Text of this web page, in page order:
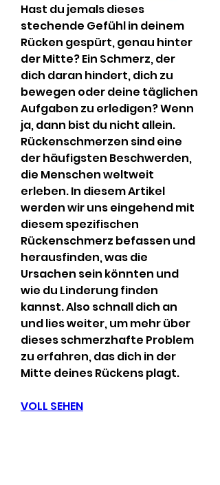
Hast du jemals dieses
stechende Gefühl in deinem
Rücken gespürt, genau hinter
der Mitte? Ein Schmerz, der
dich daran hindert, dich zu
bewegen oder deine täglichen
Aufgaben zu erledigen? Wenn
ja, dann bist du nicht allein.
Rückenschmerzen sind eine
der häufigsten Beschwerden,
die Menschen weltweit
erleben. In diesem Artikel
werden wir uns eingehend mit
diesem spezifischen
Rückenschmerz befassen und
herausfinden, was die
Ursachen sein könnten und
wie du Linderung finden
kannst. Also schnall dich an
und lies weiter, um mehr über
dieses schmerzhafte Problem
zu erfahren, das dich in der
Mitte deines Rückens plagt.
VOLL SEHEN